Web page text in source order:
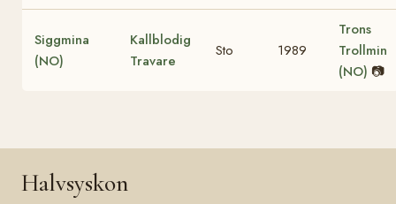
Siggmina
(NO)
Kallblodig
Travare
Sto 1989
Trons
Trollmin
(NO) 📷
Halvsyskon